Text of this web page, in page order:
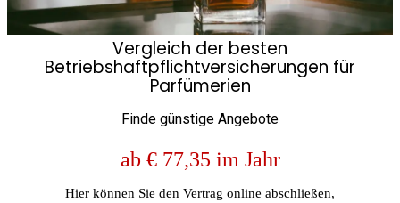
Vergleich der besten
Betriebshaftpflichtversicherungen für
Parfümerien
Finde günstige Angebote
ab € 77,35 im Jahr
Hier können Sie den Vertrag online abschließen,